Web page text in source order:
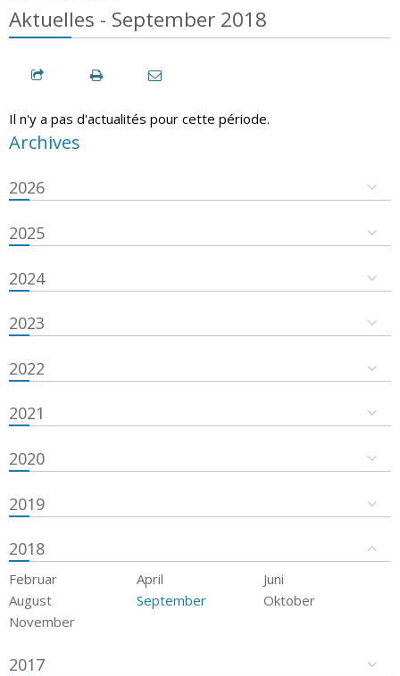
Aktuelles - September 2018
Il n'y a pas d'actualités pour cette période.
Archives
2026
2025
2024
2023
2022
2021
2020
2019
2018
Februar April
Juni
August
September
Oktober
November
2017